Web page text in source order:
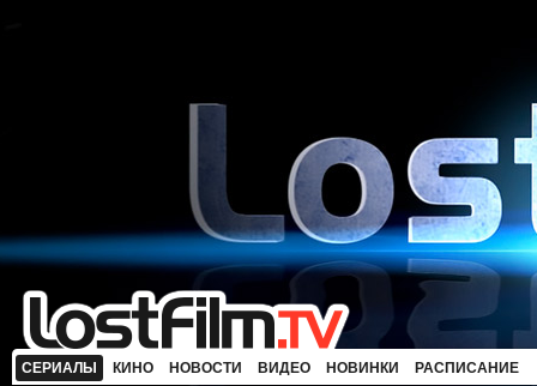
СЕРИАЛЫ КИНО НОВОСТИ ВИДЕО НОВИНКИ РАСПИСАНИЕ